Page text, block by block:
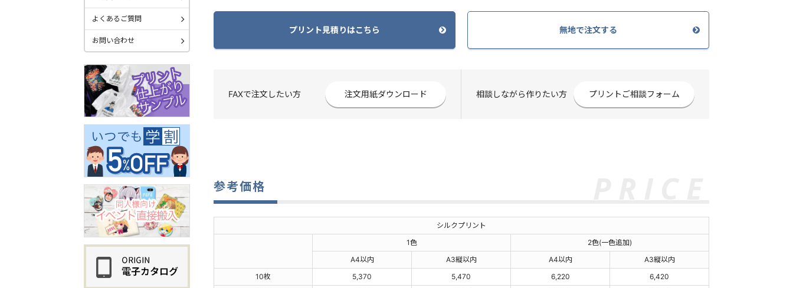
プリント見積りはこちら 無地で注文する
FAXで注文したい方 注文用紙ダウンロード 相談しながら作りたい方 プリントご相談フォーム
参考価格
シルクプリント
1色
2色(一色追加)
A4以内
A3縦以内 A4以内
A3縦以内
10枚
5,370 5,470 6,220
6,420
よくあるご質問
お問い合わせ